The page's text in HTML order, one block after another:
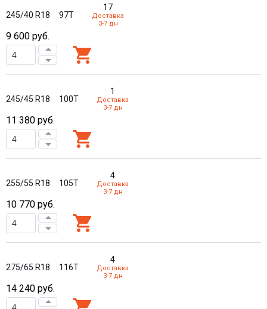
245/40 R18 97T
17
Доставка
3-7 дн
9 600 руб.
245/45 R18 100T
1
Доставка
3-7 дн
11 380 руб.
255/55 R18 105T
4
Доставка
3-7 дн
10 770 руб.
275/65 R18 116T
4
Доставка
3-7 дн
14 240 руб.